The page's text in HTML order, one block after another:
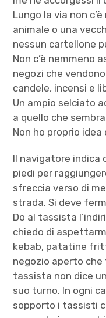
Lungo la via non
animale o una
nessun cartellone
Non c’è nemmeno
negozi che
candele, incensi e
Un ampio selciato
a quello che
Non ho proprio idea
Il navigatore indica
piedi per
sfreccia verso di
strada. Si deve
Do al tassista
chiedo di
kebab, patatine
negozio aperto che
tassista non dice
suo turno. In ogni
sopporto i tassisti